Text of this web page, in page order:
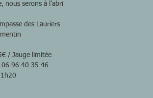
nous serons à l'abri
des Lauriers
/ Jauge limitée
06 96 40 35 46